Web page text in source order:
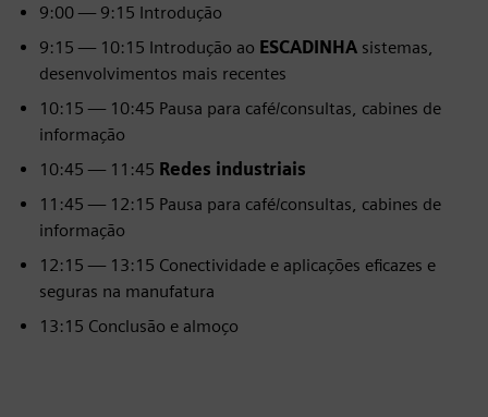
9:00 — 9:15 Introdução
9:15 — 10:15 Introdução ao ESCADINHA sistemas,
desenvolvimentos mais recentes
10:15 — 10:45 Pausa para café/consultas, cabines de
informação
10:45 — 11:45 Redes industriais
11:45 — 12:15 Pausa para café/consultas, cabines de
informação
12:15 — 13:15 Conectividade e aplicações eficazes e
seguras na manufatura
13:15 Conclusão e almoço